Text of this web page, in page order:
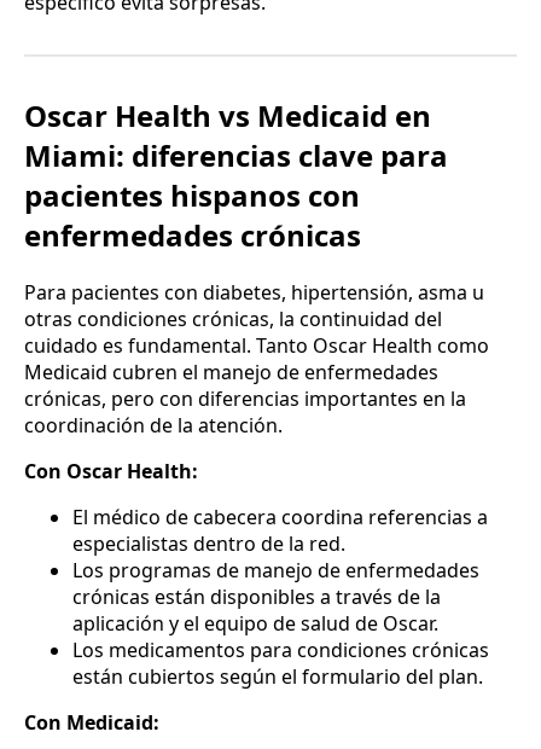
Oscar Health vs Medicaid en
Miami: diferencias clave para
pacientes hispanos con
enfermedades crónicas
Para pacientes con diabetes, hipertensión, asma u
otras condiciones crónicas, la continuidad del
cuidado es fundamental. Tanto Oscar Health como
Medicaid cubren el manejo de enfermedades
crónicas, pero con diferencias importantes en la
coordinación de la atención.
Con Oscar Health:
El médico de cabecera coordina referencias a
especialistas dentro de la red.
Los programas de manejo de enfermedades
crónicas están disponibles a través de la
aplicación y el equipo de salud de Oscar.
Los medicamentos para condiciones crónicas
están cubiertos según el formulario del plan.
Con Medicaid: